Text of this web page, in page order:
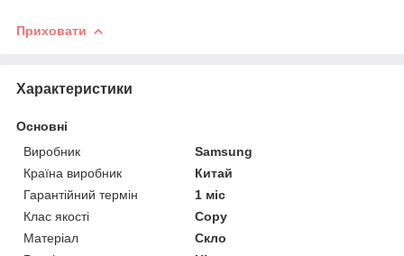
Приховати
Характеристики
Основні
Виробник
Samsung
Країна виробник
Китай
Гарантійний термін
1 міс
Клас якості
Copy
Матеріал
Скло